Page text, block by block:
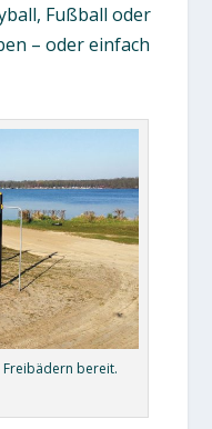
Fußball oder
– oder einfach
Freibädern bereit.